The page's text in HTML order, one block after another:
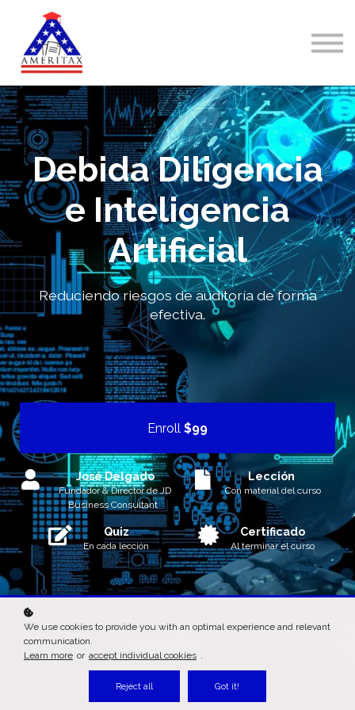
Debida Diligencia
e Inteligencia
Artificial
Reduciendo riesgos de auditoría de forma
efectiva.
Enroll $99
José Delgado
Fundador & Director de JD
Business Consultant
Lección
Con material del curso
Quiz
En cada lección
Certificado
Al terminar el curso
We use cookies to provide you with an optimal experience and relevant
communication.
Learn more or accept individual cookies .
Reject all Got it!